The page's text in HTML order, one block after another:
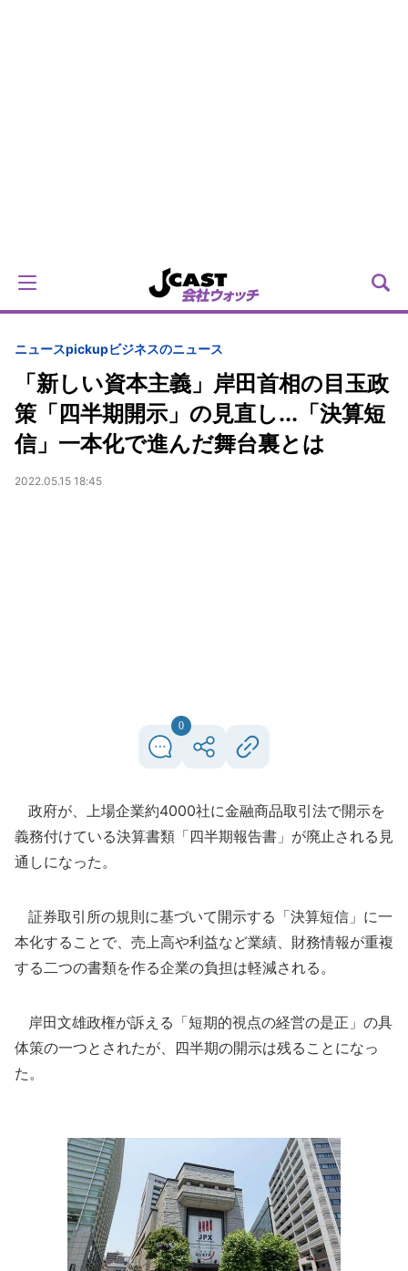
ニュースpickupビジネスのニュース
「新しい資本主義」岸田首相の目玉政
策「四半期開示」の見直し...「決算短
信」一本化で進んだ舞台裏とは
2022.05.15 18:45
0
政府が、上場企業約4000社に金融商品取引法で開示を
義務付けている決算書類「四半期報告書」が廃止される見
通しになった。
証券取引所の規則に基づいて開示する「決算短信」に一
本化することで、売上高や利益など業績、財務情報が重複
する二つの書類を作る企業の負担は軽減される。
岸田文雄政権が訴える「短期的視点の経営の是正」の具
体策の一つとされたが、四半期の開示は残ることになっ
た。